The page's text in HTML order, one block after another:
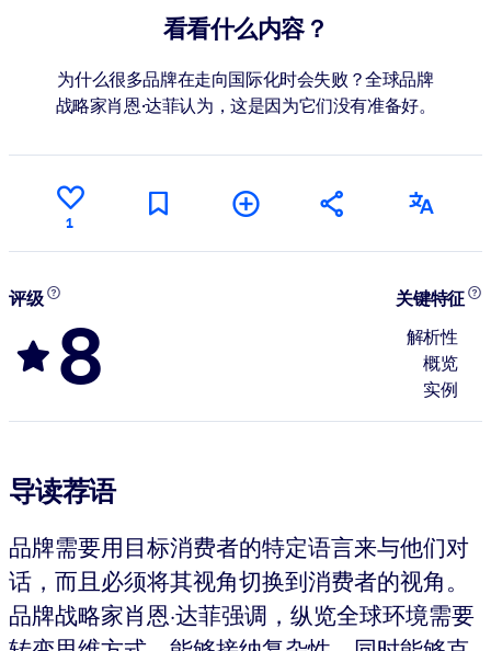
利用可靠、结构化的知识为您的人工智能系统提供动力，以改善输
看看什么内容？
为什么很多品牌在走向国际化时会失败？全球品牌
战略家肖恩·达菲认为，这是因为它们没有准备好。
1
评级
8
关键特征
解析性
概览
实例
导读荐语
品牌需要用目标消费者的特定语言来与他们对
话，而且必须将其视角切换到消费者的视角。
品牌战略家肖恩·达菲强调，纵览全球环境需要